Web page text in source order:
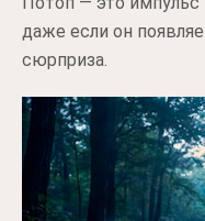
даже если он
сюрприза.